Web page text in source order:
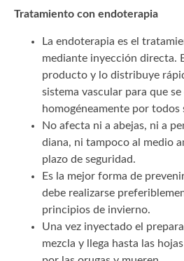
Tratamiento con endoterapia
La endoterapia es el
mediante inyección directa.
producto y lo distribuye
sistema vascular para que
homogéneamente por todos
No afecta ni a abejas, ni a
diana, ni tampoco al medio
plazo de seguridad.
Es la mejor forma de
debe realizarse
principios de invierno.
Una vez inyectado el
mezcla y llega hasta las